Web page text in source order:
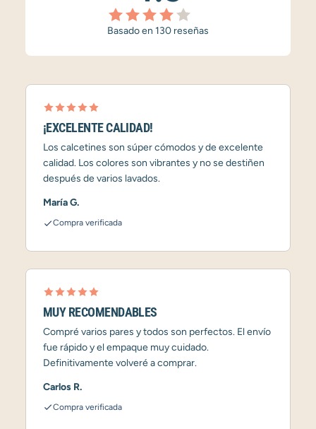
Basado en 130 reseñas
¡EXCELENTE CALIDAD!
Los calcetines son súper cómodos y de excelente
calidad. Los colores son vibrantes y no se destiñen
después de varios lavados.
María G.
Compra verificada
MUY RECOMENDABLES
Compré varios pares y todos son perfectos. El envío
fue rápido y el empaque muy cuidado.
Definitivamente volveré a comprar.
Carlos R.
Compra verificada